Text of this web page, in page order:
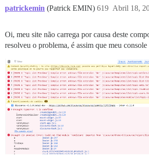
patrickemin (Patrick EMIN) Abril 18,
619
Oi, meu site não carrega por causa deste
resolveu o problema, é assim que meu console